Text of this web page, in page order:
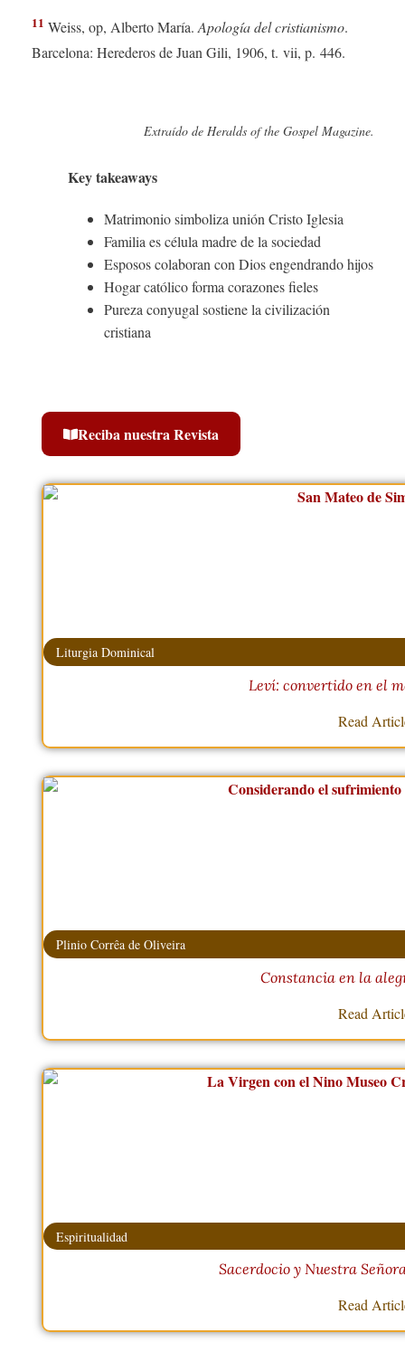
11 Weiss, op, Alberto María.Apología del cristianismo.
Barcelona: Herederos de Juan Gili, 1906, t. vii, p. 446.
Extraído de Heralds of the Gospel Magazine.
Key takeaways
Matrimonio simboliza unión Cristo Iglesia
Familia es célula madre de la sociedad
Esposos colaboran con Dios engendrando hijos
Hogar católico forma corazones fieles
Pureza conyugal sostiene la civilización
cristiana
Reciba nuestra Revista
Liturgia Dominical
Leví: convertido en el
Read
Plinio Corrêa de Oliveira
Constancia en la
Read
Espiritualidad
Sacerdocio y Nuestra
Read